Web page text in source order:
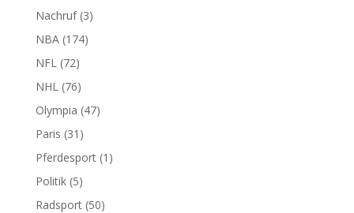
Nachruf(3)
NBA(174)
NFL(72)
NHL(76)
Olympia (47)
Paris (31)
Pferdesport(1)
Politik(5)
Radsport(50)